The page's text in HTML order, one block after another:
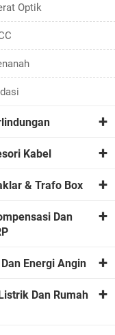
Optik
Kabel
& Trafo Box
Dan
Energi Angin
Dan Rumah